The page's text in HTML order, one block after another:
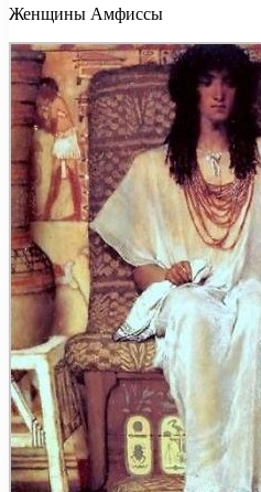
Женщины Амфиссы